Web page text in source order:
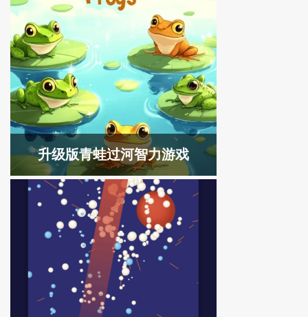
升级版青蛙过河智力游戏